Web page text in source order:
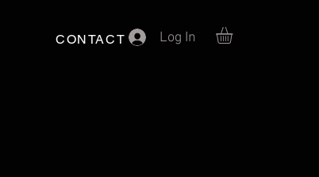
Log In
CONTACT